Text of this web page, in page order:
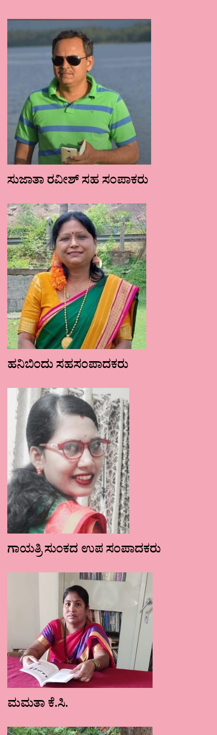
ಸುಜಾತಾ ರವೀಶ್ ಸಹ ಸಂಪಾಕರು
ಹನಿಬಿಂದು ಸಹಸಂಪಾದಕರು
ಗಾಯತ್ರಿ ಸುಂಕದ ಉಪ ಸಂಪಾದಕರು
ಮಮತಾ ಕೆ.ಸಿ.